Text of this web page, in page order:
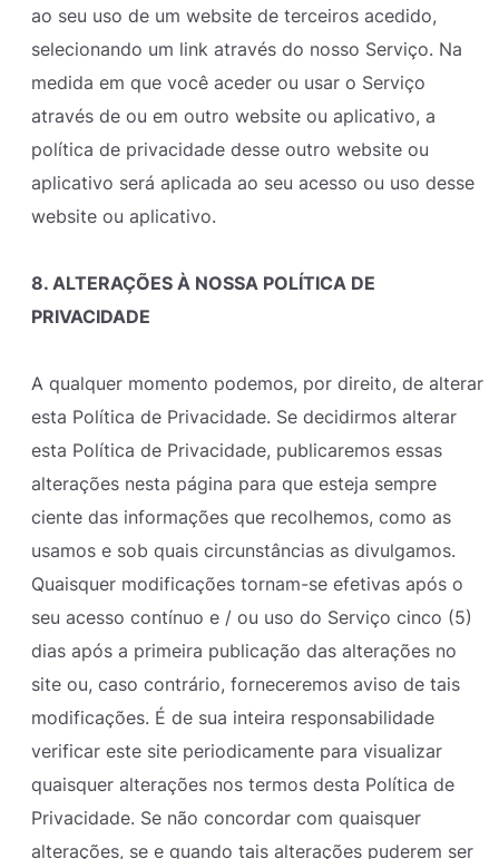
ao seu uso de um website de terceiros acedido,
selecionando um link através do nosso Serviço. Na
medida em que você aceder ou usar o Serviço
através de ou em outro website ou aplicativo, a
política de privacidade desse outro website ou
aplicativo será aplicada ao seu acesso ou uso desse
website ou aplicativo.
8. ALTERAÇÕES À NOSSA POLÍTICA DE
PRIVACIDADE
A qualquer momento podemos, por direito, de alterar
esta Política de Privacidade. Se decidirmos alterar
esta Política de Privacidade, publicaremos essas
alterações nesta página para que esteja sempre
ciente das informações que recolhemos, como as
usamos e sob quais circunstâncias as divulgamos.
Quaisquer modificações tornam-se efetivas após o
seu acesso contínuo e / ou uso do Serviço cinco (5)
dias após a primeira publicação das alterações no
site ou, caso contrário, forneceremos aviso de tais
modificações. É de sua inteira responsabilidade
verificar este site periodicamente para visualizar
quaisquer alterações nos termos desta Política de
Privacidade. Se não concordar com quaisquer
alterações, se e quando tais alterações puderem ser